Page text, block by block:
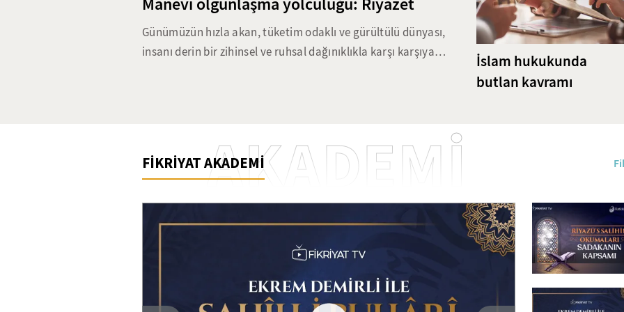
Günümüzün hızla akan, tüketim odaklı ve gürültülü dünyası,
insanı derin bir zihinsel ve ruhsal dağınıklıkla karşı karşıya
klasikten günümüze uzanan ruhsal disiplin yöntemlerini ve bu
yöntemlerin günümüz dünyasındaki karşılıklarını ele alıyor.
Cami
1071 yılında Anadolu'nun
Anadolu'yu Müslümanların
biri. Halk arasında Leylekli
İslam hukukunda
butlan kavramı
FİKRİYAT AKADEMİAKADEMİ